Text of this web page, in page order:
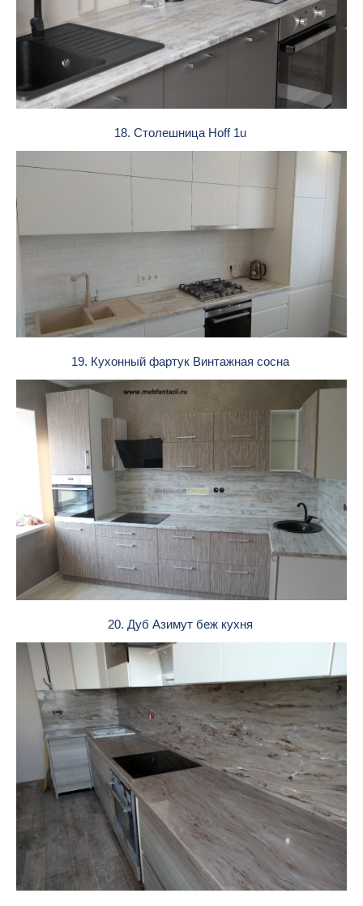
18. Столешница Hoff 1u
19. Кухонный фартук Винтажная сосна
20. Дуб Азимут беж кухня